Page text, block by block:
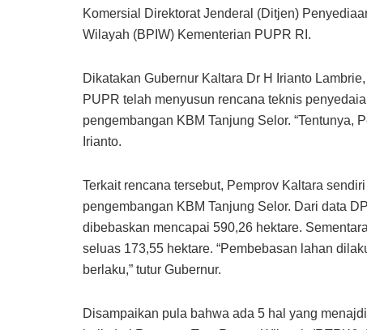
Komersial Direktorat Jenderal (Ditjen)
Wilayah (BPIW) Kementerian PUPR RI.
Dikatakan Gubernur Kaltara Dr H Irianto
PUPR telah menyusun rencana teknis
pengembangan KBM Tanjung Selor. “Tentunya,
Irianto.
Terkait rencana tersebut, Pemprov Kaltara
pengembangan KBM Tanjung Selor. Dari data
dibebaskan mencapai 590,26 hektare.
seluas 173,55 hektare. “Pembebasan lahan
berlaku,” tutur Gubernur.
Disampaikan pula bahwa ada 5 hal yang